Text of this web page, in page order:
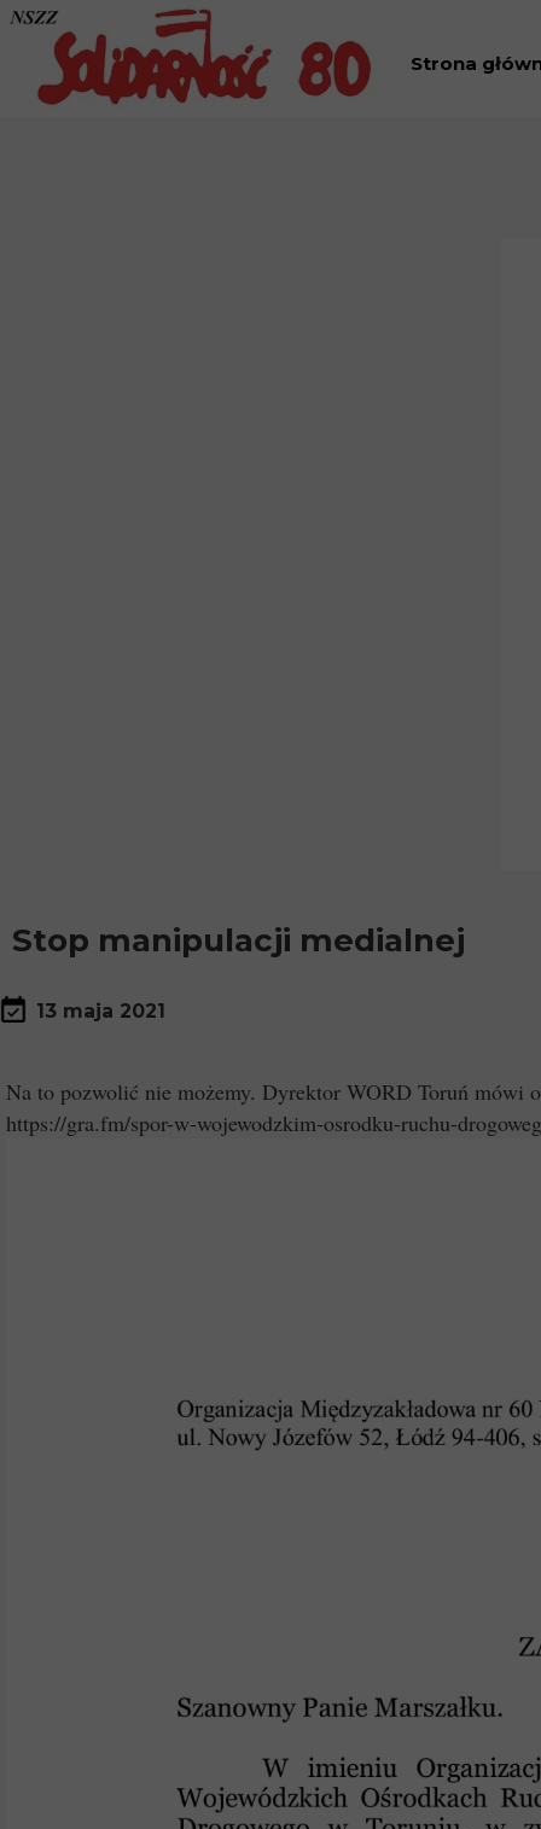
13 maja 2021
Na to pozwolić nie możemy. Dyrektor WORD Toruń mówi
https://gra.fm/spor-w-wojewodzkim-osrodku-ruchu-
Stop manipulacji medialnej
Strona